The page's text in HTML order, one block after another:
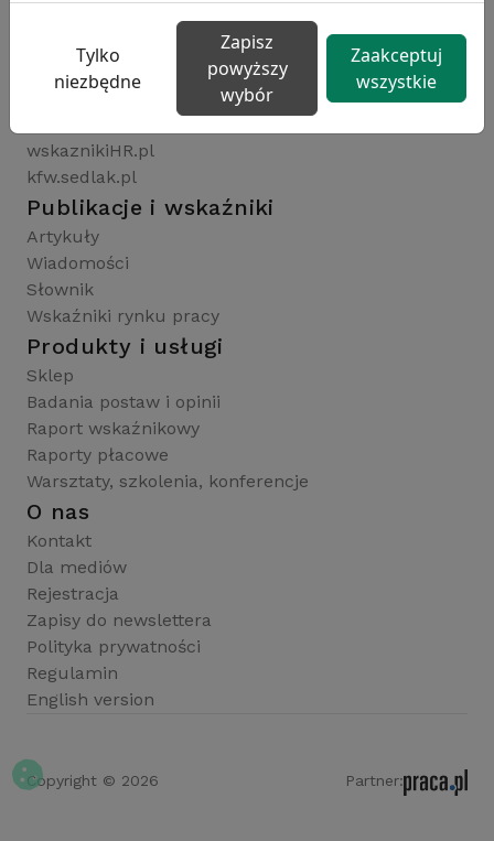
Rynekpracy.pl
sedlak.pl
wynagrodzenia.pl
raportyplacowe.pl
wskaznikiHR.pl
kfw.sedlak.pl
Publikacje i wskaźniki
Artykuły
Wiadomości
Słownik
Wskaźniki rynku pracy
Produkty i usługi
Sklep
Badania postaw i opinii
Raport wskaźnikowy
Raporty płacowe
Warsztaty, szkolenia, konferencje
O nas
Kontakt
Dla mediów
Rejestracja
Zapisy do newslettera
Polityka prywatności
Regulamin
English version
Copyright © 2026 Partner:
Tylko
niezbędne
Zapisz
powyższy
wybór
Zaakceptuj
wszystkie